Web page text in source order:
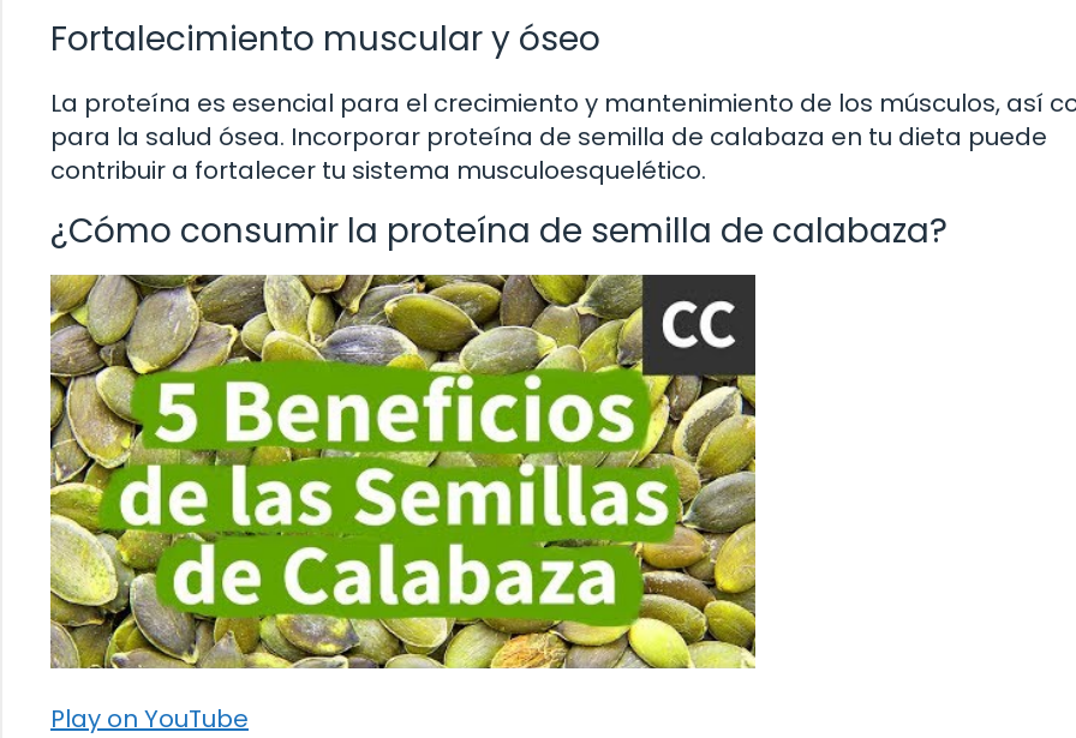
Fortalecimiento muscular y óseo
La proteína es esencial para el crecimiento y mantenimiento de los músculos, así
para la salud ósea. Incorporar proteína de semilla de calabaza en tu dieta puede
contribuir a fortalecer tu sistema musculoesquelético.
¿Cómo consumir la proteína de semilla de calabaza?
Play on YouTube